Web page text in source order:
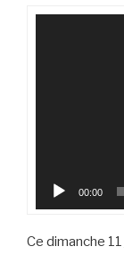
00:00
Ce dimanche